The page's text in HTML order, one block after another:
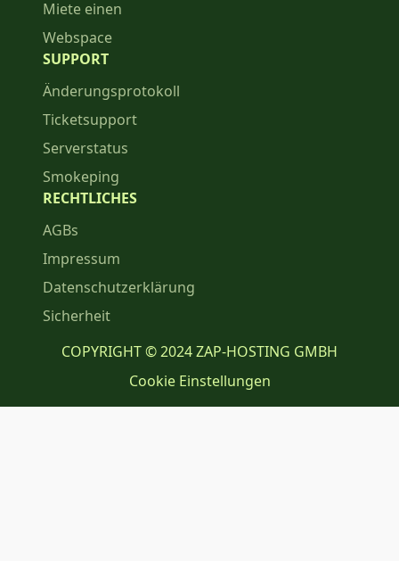
Miete einen
Webspace
SUPPORT
Änderungsprotokoll
Ticketsupport
Serverstatus
Smokeping
RECHTLICHES
AGBs
Impressum
Datenschutzerklärung
Sicherheit
COPYRIGHT © 2024 ZAP-HOSTING GMBH
Cookie Einstellungen